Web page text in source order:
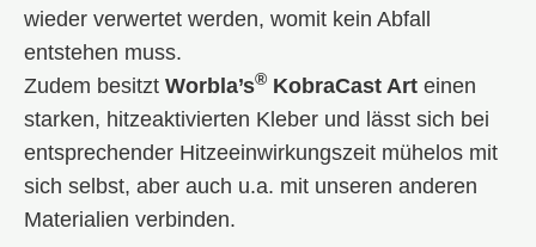
wieder verwertet werden, womit kein Abfall
entstehen muss.
Zudem besitzt Worbla’s® KobraCast Art einen
starken, hitzeaktivierten Kleber und lässt sich bei
entsprechender Hitzeeinwirkungszeit mühelos mit
sich selbst, aber auch u.a. mit unseren anderen
Materialien verbinden.